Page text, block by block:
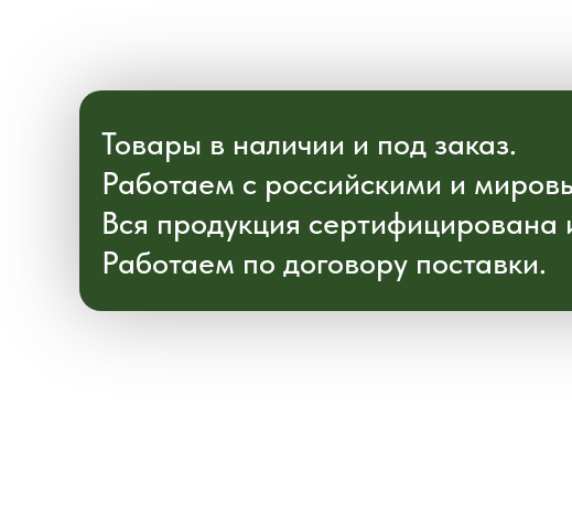
Товары в наличии и под заказ.
Работаем с российскими и
Вся продукция сертифицирована
Работаем по договору поставки.